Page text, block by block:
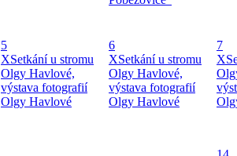
5
XSetkání u stromu
Olgy Havlové,
výstava fotografií
Olgy Havlové
6
XSetkání u stromu
Olgy Havlové,
výstava fotografií
Olgy Havlové
7
X